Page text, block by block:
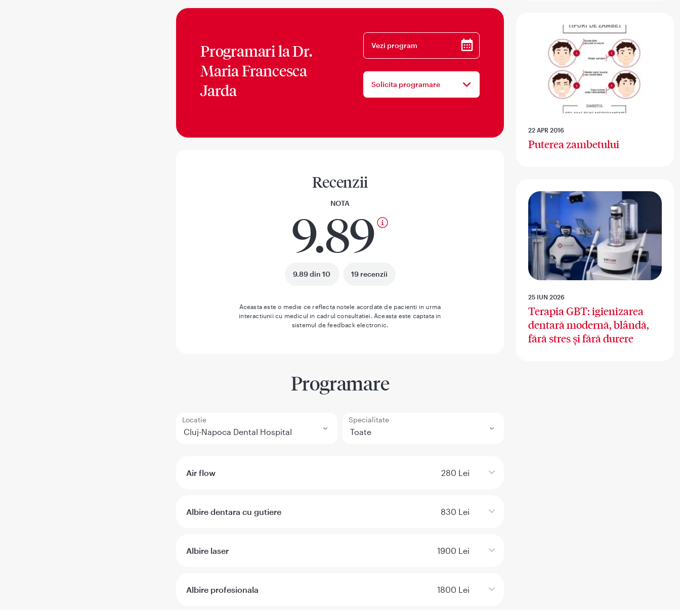
Programari laDr.
Maria Francesca
Jarda
Vezi program
Solicita programare
Recenzii
NOTA
9.89
9.89 din 10 19 recenzii
Aceasta este o medie ce reflecta notele acordate de pacienti in urma
interactiunii cu medicul in cadrul consultatiei. Aceasta este captata in
sistemul de feedback electronic.
Programare
Locatie Specialitate
Air flow 280 Lei
Albire dentara cu gutiere 830 Lei
Albire laser 1900 Lei
Albire profesionala 1800 Lei
22 APR 2016
Puterea zambetului
25 IUN 2026
Terapia GBT: igienizarea
dentară modernă, blândă,
fără stres și fără durere